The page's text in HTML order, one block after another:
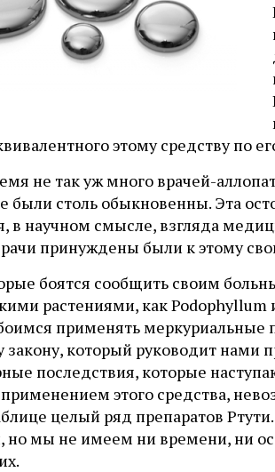
этому средству по
не так уж много врачей-
были столь обыкновенны. Эта
в научном смысле, взгляда
принуждены были к этому
боятся сообщить своим
растениями, как
применять меркуриальные
который руководит нами
последствия, которые
этого средства,
целый ряд препаратов
но мы не имеем ни времени, ни